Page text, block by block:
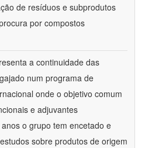
de resíduos e subprodutos
por compostos
a continuidade das
num programa de
onde o objetivo comum
e adjuvantes
o grupo tem encetado e
sobre produtos de origem